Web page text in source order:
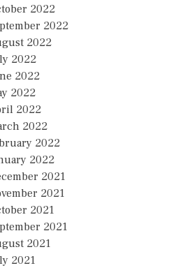
2022
2022
2022
2022
2022
2022
2022
2022
2022
2022
2021
2021
2021
2021
2021
2021